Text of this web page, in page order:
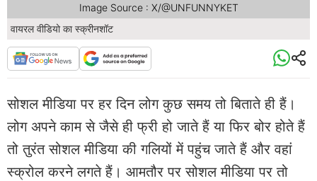
वायरल वीडियो का स्क्रीनशॉट
Image Source : X/@UNFUNNYKET
सोशल मीडिया पर हर दिन लोग कुछ समय तो बिताते ही हैं।
लोग अपने काम से जैसे ही फ्री हो जाते हैं या फिर बोर होते हैं
तो तुरंत सोशल मीडिया की गलियों में पहुंच जाते हैं और वहां
स्क्रोल करने लगते हैं। आमतौर पर सोशल मीडिया पर तो